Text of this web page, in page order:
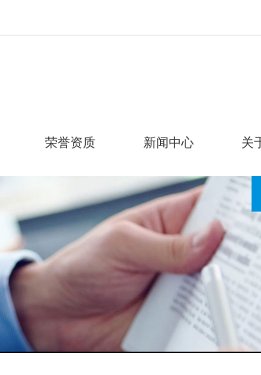
荣誉资质 新闻中心 关